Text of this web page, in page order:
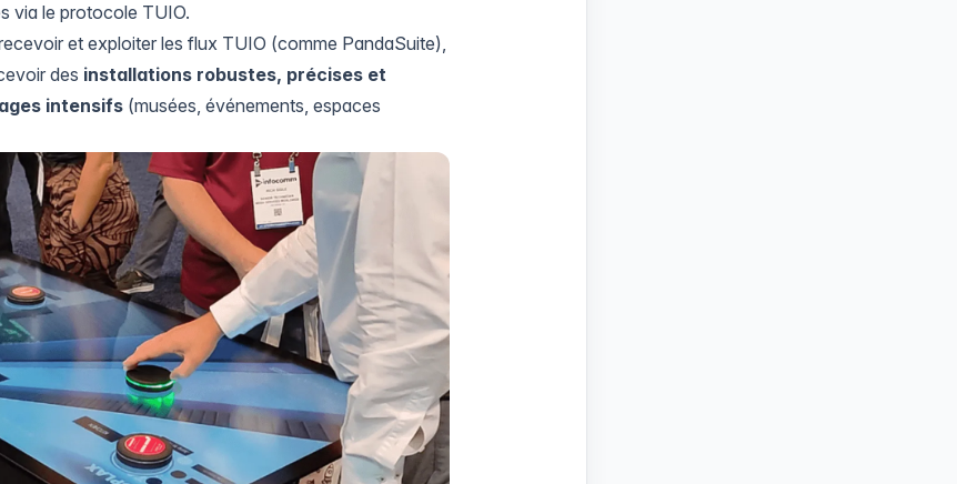
via le protocole TUIO.
et exploiter les flux TUIO (comme PandaSuite),
des installations robustes, précises et
intensifs (musées, événements, espaces